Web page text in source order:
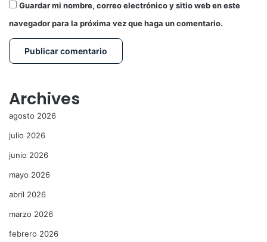
Guardar mi nombre, correo electrónico y sitio web en este
navegador para la próxima vez que haga un comentario.
Archives
agosto 2026
julio 2026
junio 2026
mayo 2026
abril 2026
marzo 2026
febrero 2026